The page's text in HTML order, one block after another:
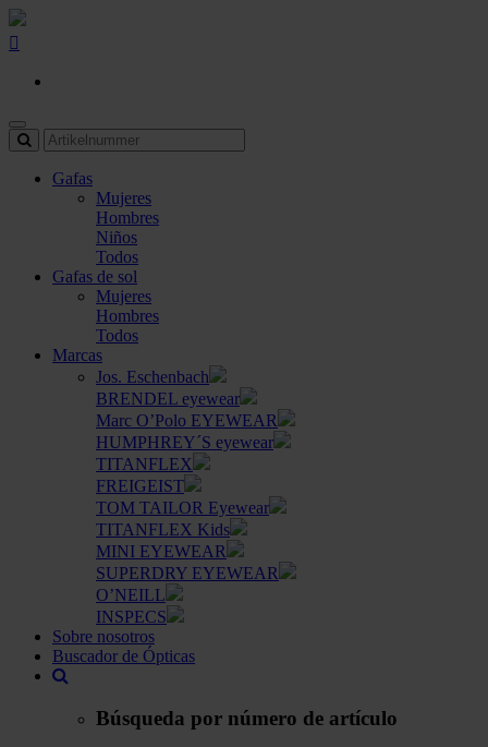
Gafas
Mujeres
Hombres
Niños
Todos
Gafas de sol
Mujeres
Hombres
Todos
Marcas
Jos. Eschenbach
BRENDEL eyewear
Marc O’Polo EYEWEAR
HUMPHREY´S eyewear
TITANFLEX
FREIGEIST
TOM TAILOR Eyewear
TITANFLEX Kids
MINI EYEWEAR
SUPERDRY EYEWEAR
O’NEILL
INSPECS
Sobre nosotros
Buscador de Ópticas
Búsqueda por número de artículo